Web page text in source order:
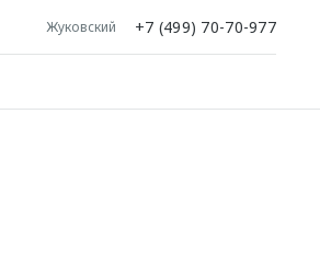
Жуковский +7 (499) 70-70-977